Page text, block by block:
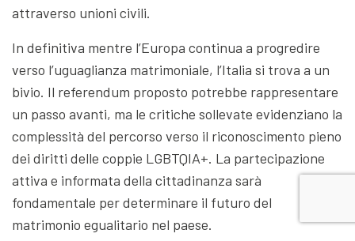
attraverso unioni civili.
In definitiva mentre l’Europa continua a progredire
verso l’uguaglianza matrimoniale, l’Italia si trova a un
bivio. Il referendum proposto potrebbe rappresentare
un passo avanti, ma le critiche sollevate evidenziano la
complessità del percorso verso il riconoscimento pieno
dei diritti delle coppie LGBTQIA+. La partecipazione
attiva e informata della cittadinanza sarà
fondamentale per determinare il futuro del
matrimonio egualitario nel paese.